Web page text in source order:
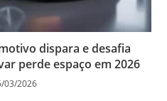
dispara e desafia
perde espaço em 2026
03/2026